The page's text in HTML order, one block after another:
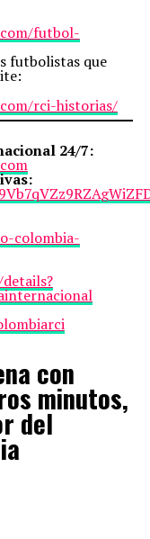
futbol-
futbolistas que
rci-historias/
24/7:
colombia-
con
minutos,
del